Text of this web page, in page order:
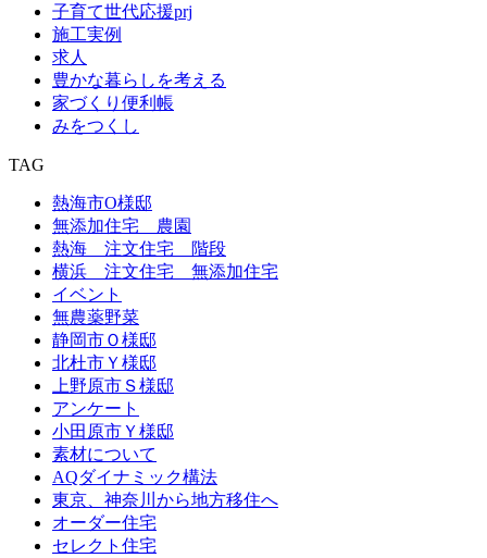
子育て世代応援prj
施工実例
求人
豊かな暮らしを考える
家づくり便利帳
みをつくし
TAG
熱海市O様邸
無添加住宅 農園
熱海 注文住宅 階段
横浜 注文住宅 無添加住宅
イベント
無農薬野菜
静岡市Ｏ様邸
北杜市Ｙ様邸
上野原市Ｓ様邸
アンケート
小田原市Ｙ様邸
素材について
AQダイナミック構法
東京、神奈川から地方移住へ
オーダー住宅
セレクト住宅